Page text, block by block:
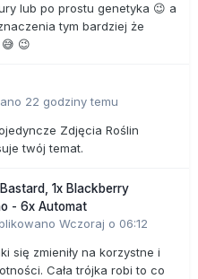
lub po prostu genetyka 😉 a
tym bardziej że
😉
22 godziny temu
Zdjęcia Roślin
twój temat.
1x Blackberry
- 6x Automat
Wczoraj o 06:12
się zmieniły na korzystne i
Cała trójka robi to co